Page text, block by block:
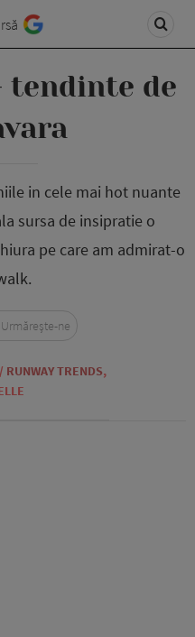
tendinte de
in cele mai hot nuante
sursa de insipratie o
pe care am admirat-o
RUNWAY TRENDS,
Urmărește-ne